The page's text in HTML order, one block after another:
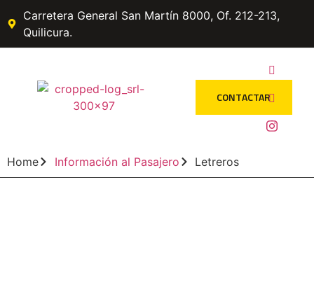
Carretera General San Martín 8000, Of. 212-213,
Quilicura.
CONTACTAR
Home Información al Pasajero Letreros